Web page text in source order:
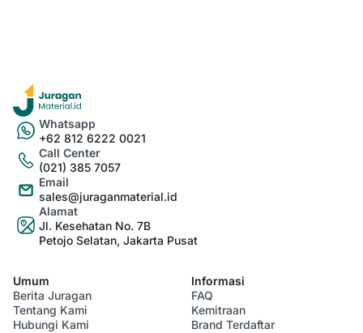
Whatsapp
+62 812 6222 0021
Call Center
(021) 385 7057
Email
sales@juraganmaterial.id
Alamat
Jl. Kesehatan No. 7B
Petojo Selatan, Jakarta Pusat
Umum
Berita Juragan
Tentang Kami
Hubungi Kami
Informasi
FAQ
Kemitraan
Brand Terdaftar